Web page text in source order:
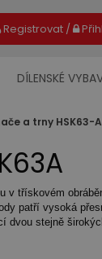
Registrovat/
DÍLENSKÉ
a trny HSK63-A
v třískovém
patří vysoká
dvou stejně